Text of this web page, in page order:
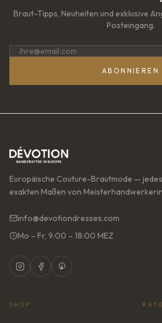
Braut-Tipps, Neuheiten und exklusive
Posteingang.
ABONNIEREN
Europäische Couture-Brautmode —
exakten Maßen von
info@devotiondresses.com
Mo – Fr, 9:00 – 18:00 MEZ
SHOP